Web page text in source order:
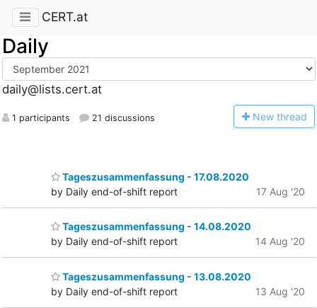
CERT.at
Daily
daily@lists.cert.at
1 participants 21 discussions New thread
Tageszusammenfassung - 17.08.2020
by Daily end-of-shift report
17 Aug '20
Tageszusammenfassung - 14.08.2020
by Daily end-of-shift report
14 Aug '20
Tageszusammenfassung - 13.08.2020
by Daily end-of-shift report
13 Aug '20